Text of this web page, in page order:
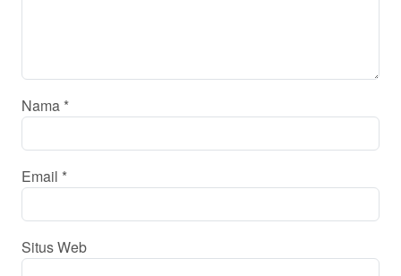
Nama *
Email *
Situs Web